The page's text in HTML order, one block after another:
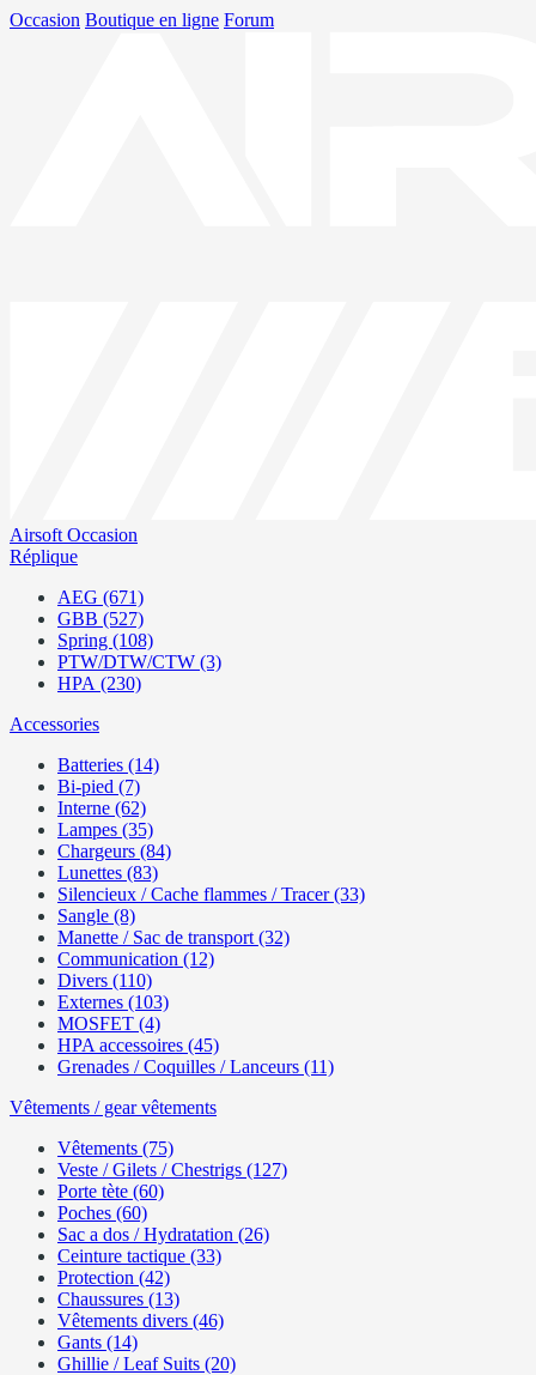
Occasion Boutique en ligne Forum
Airsoft Occasion
Réplique
AEG (671)
GBB (527)
Spring (108)
PTW/DTW/CTW (3)
HPA (230)
Accessories
Batteries (14)
Bi-pied (7)
Interne (62)
Lampes (35)
Chargeurs (84)
Lunettes (83)
Silencieux / Cache flammes / Tracer (33)
Sangle (8)
Manette / Sac de transport (32)
Communication (12)
Divers (110)
Externes (103)
MOSFET (4)
HPA accessoires (45)
Grenades / Coquilles / Lanceurs (11)
Vêtements / gear vêtements
Vêtements (75)
Veste / Gilets / Chestrigs (127)
Porte tète (60)
Poches (60)
Sac a dos / Hydratation (26)
Ceinture tactique (33)
Protection (42)
Chaussures (13)
Vêtements divers (46)
Gants (14)
Ghillie / Leaf Suits (20)